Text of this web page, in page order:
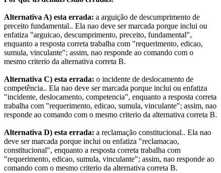
Alternativa A) esta errada: a arguição de descumprimento de
preceito fundamental.. Ela nao deve ser marcada porque inclui ou
enfatiza "arguicao, descumprimento, preceito, fundamental",
enquanto a resposta correta trabalha com "requerimento, edicao,
sumula, vinculante"; assim, nao responde ao comando com o
mesmo criterio da alternativa correta B.
Alternativa C) esta errada: o incidente de deslocamento de
competência.. Ela nao deve ser marcada porque inclui ou enfatiza
"incidente, deslocamento, competencia", enquanto a resposta correta
trabalha com "requerimento, edicao, sumula, vinculante"; assim, nao
responde ao comando com o mesmo criterio da alternativa correta B.
Alternativa D) esta errada: a reclamação constitucional.. Ela nao
deve ser marcada porque inclui ou enfatiza "reclamacao,
constitucional", enquanto a resposta correta trabalha com
"requerimento, edicao, sumula, vinculante"; assim, nao responde ao
comando com o mesmo criterio da alternativa correta B.